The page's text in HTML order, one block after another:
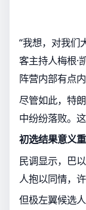
“我想，对我们
客主持人梅根·
阵营内部有点
尽管如此，特
中纷纷落败。
初选结果意义
民调显示，巴
人抱以同情，
但极左翼候选